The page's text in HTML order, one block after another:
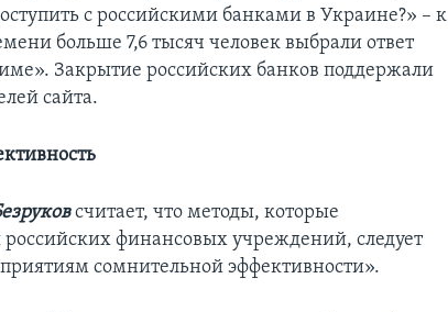
с российскими банками в Украине?» – к
больше 7,6 тысяч человек выбрали ответ
Закрытие российских банков поддержали
сайта.
считает, что методы, которые
финансовых учреждений, следует
сомнительной эффективности».